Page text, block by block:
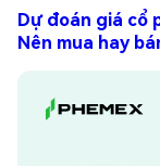
Dự đoán giá cổ
Nên mua hay